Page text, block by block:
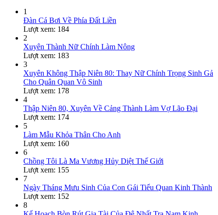
1
Đàn Cá Bơi Về Phía Đất Liền
Lượt xem: 184
2
Xuyên Thành Nữ Chính Làm Nông
Lượt xem: 183
3
Xuyên Không Thập Niên 80: Thay Nữ Chính Trọng Sinh Gả
Cho Quân Quan Vô Sinh
Lượt xem: 178
4
Thập Niên 80, Xuyên Về Cảng Thành Làm Vợ Lão Đại
Lượt xem: 174
5
Làm Mẫu Khỏa Thân Cho Anh
Lượt xem: 160
6
Chồng Tôi Là Ma Vương Hủy Diệt Thế Giới
Lượt xem: 155
7
Ngày Tháng Mưu Sinh Của Con Gái Tiểu Quan Kinh Thành
Lượt xem: 152
8